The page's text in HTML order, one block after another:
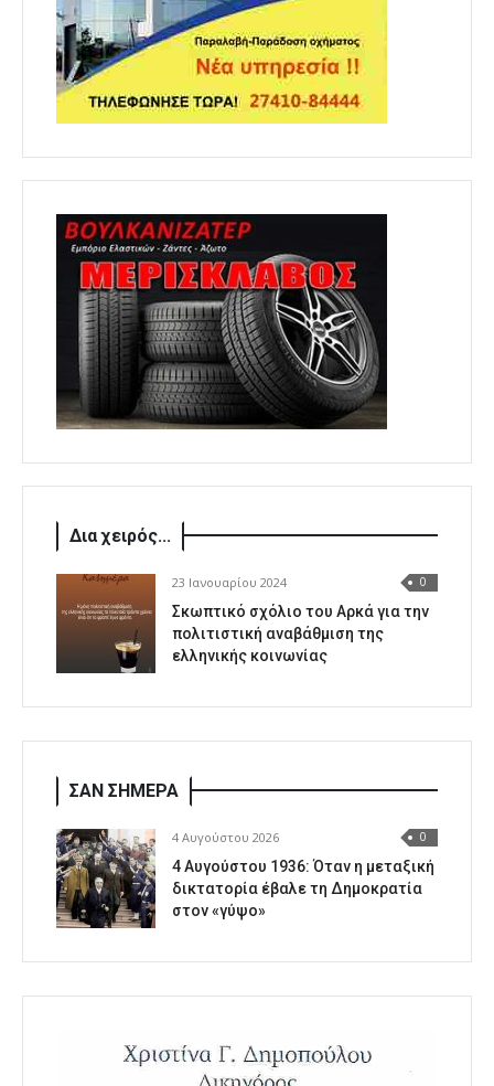
Δια χειρός...
23 Ιανουαρίου 2024 0
Σκωπτικό σχόλιο του Αρκά για την
πολιτιστική αναβάθμιση της
ελληνικής κοινωνίας
ΣΑΝ ΣΗΜΕΡΑ
4 Αυγούστου 2026 0
4 Αυγούστου 1936: Όταν η μεταξική
δικτατορία έβαλε τη Δημοκρατία
στον «γύψο»